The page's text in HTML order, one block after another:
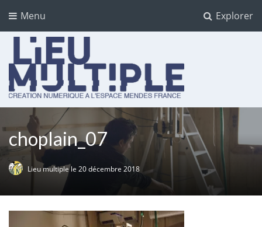
Explorer
Menu
Lieu multiple
cultures numériques à l'Espace Mendès France
choplain_07
Lieu multiplele 20 décembre 2018